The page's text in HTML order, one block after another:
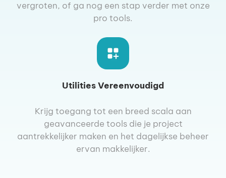
vergroten, of ga nog een stap verder met onze
pro tools.
Utilities Vereenvoudigd
Krijg toegang tot een breed scala aan
geavanceerde tools die je project
aantrekkelijker maken en het dagelijkse beheer
ervan makkelijker.